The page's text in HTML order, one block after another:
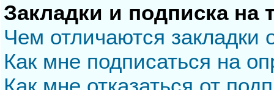
Закладки и подписка на
Чем отличаются закладки
Как мне подписаться на